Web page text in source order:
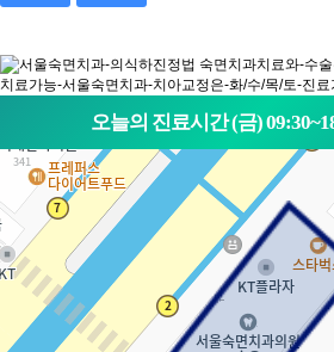
오늘의 진료시간 (금)